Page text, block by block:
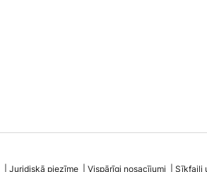
Juridiskā piezīme Vispārīgi nosacījumi Sīkfaili